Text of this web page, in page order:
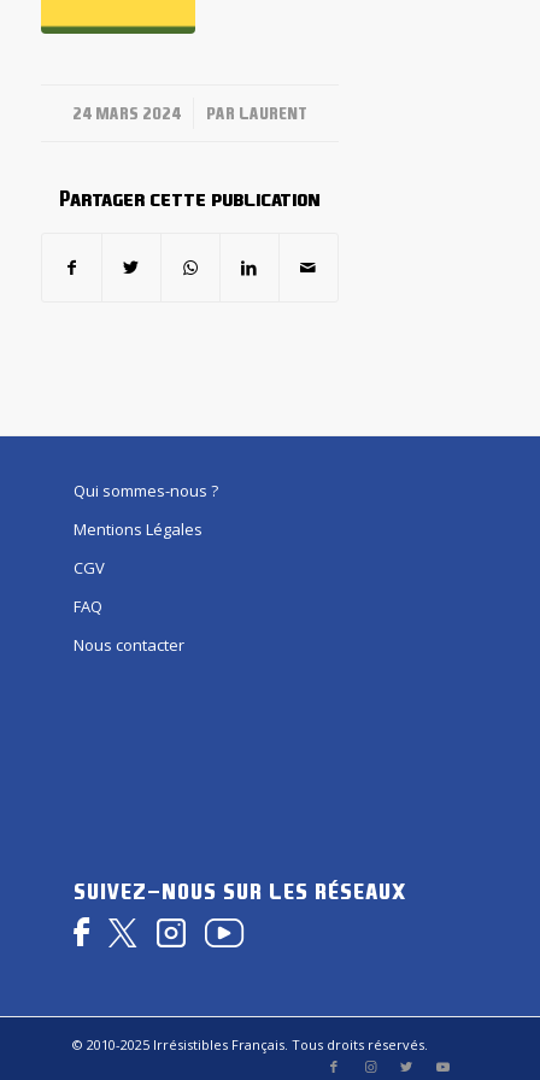
24 MARS 2024
/ PAR LAURENT
Partager cette publication
Qui sommes-nous ?
Mentions Légales
CGV
FAQ
Nous contacter
SUIVEZ-NOUS SUR LES RÉSEAUX
© 2010-2025 Irrésistibles Français. Tous droits réservés.